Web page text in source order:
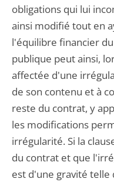
obligations qui lui
ainsi modifié tout en
l'équilibre financier
publique peut ainsi,
affectée d'une
de son contenu et à
reste du contrat, y
les modifications
irrégularité. Si la
du contrat et que
est d'une gravité telle